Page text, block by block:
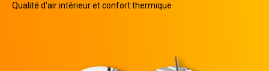
Qualité d'air intérieur et confort thermique